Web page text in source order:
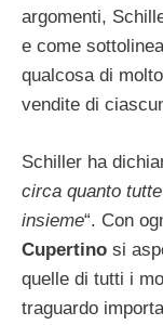
argomenti,
e come
qualcosa di
vendite di
Schiller ha
circa quanto
insieme“. Con
Cupertino si
quelle di tutti i
traguardo